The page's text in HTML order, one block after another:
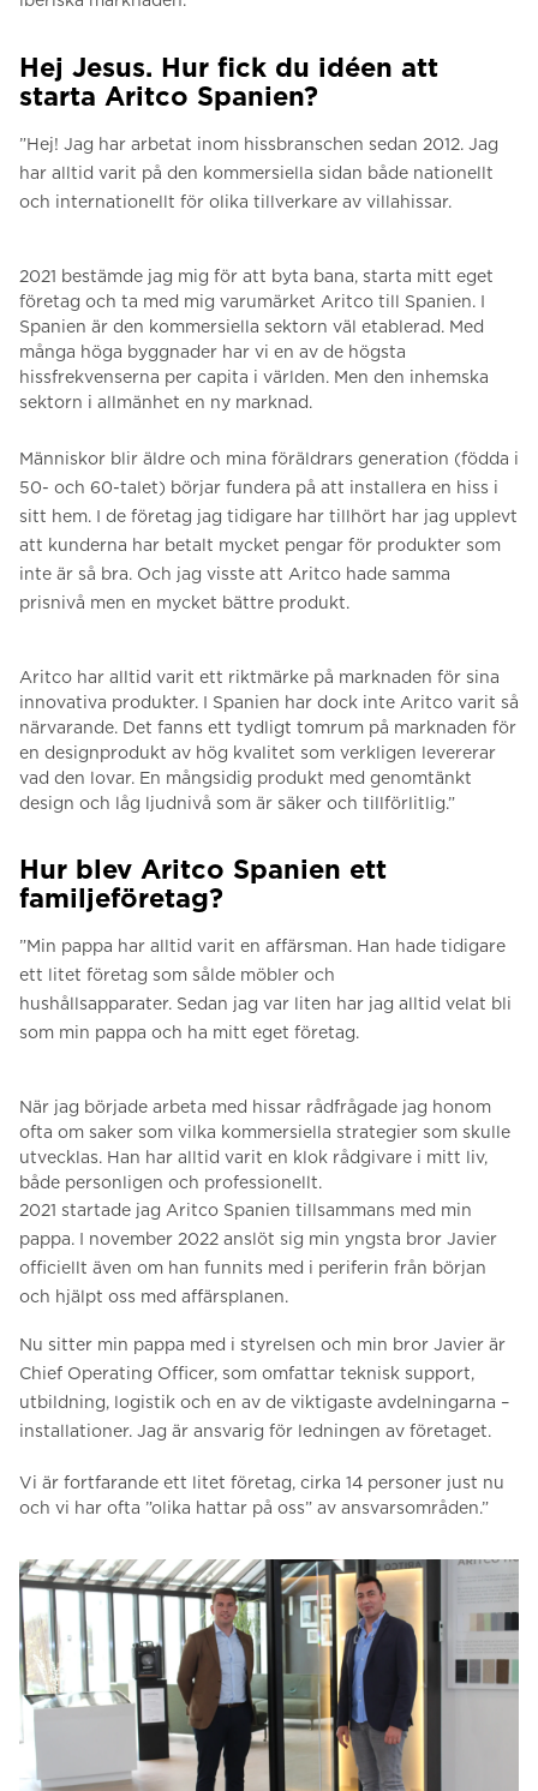
Hej Jesus. Hur fick du idéen att
starta Aritco Spanien?
”Hej! Jag har arbetat inom hissbranschen sedan 2012. Jag
har alltid varit på den kommersiella sidan både nationellt
och internationellt för olika tillverkare av villahissar.
2021 bestämde jag mig för att byta bana, starta mitt eget
företag och ta med mig varumärket Aritco till Spanien. I
Spanien är den kommersiella sektorn väl etablerad. Med
många höga byggnader har vi en av de högsta
hissfrekvenserna per capita i världen. Men den inhemska
sektorn i allmänhet en ny marknad.
Människor blir äldre och mina föräldrars generation (födda i
50- och 60-talet) börjar fundera på att installera en hiss i
sitt hem. I de företag jag tidigare har tillhört har jag upplevt
att kunderna har betalt mycket pengar för produkter som
inte är så bra. Och jag visste att Aritco hade samma
prisnivå men en mycket bättre produkt.
Aritco har alltid varit ett riktmärke på marknaden för sina
innovativa produkter. I Spanien har dock inte Aritco varit så
närvarande. Det fanns ett tydligt tomrum på marknaden för
en designprodukt av hög kvalitet som verkligen levererar
vad den lovar. En mångsidig produkt med genomtänkt
design och låg ljudnivå som är säker och tillförlitlig.”
Hur blev Aritco Spanien ett
familjeföretag?
”Min pappa har alltid varit en affärsman. Han hade tidigare
ett litet företag som sålde möbler och
hushållsapparater. Sedan jag var liten har jag alltid velat bli
som min pappa och ha mitt eget företag.
När jag började arbeta med hissar rådfrågade jag honom
ofta om saker som vilka kommersiella strategier som skulle
utvecklas. Han har alltid varit en klok rådgivare i mitt liv,
både personligen och professionellt.
2021 startade jag Aritco Spanien tillsammans med min
pappa. I november 2022 anslöt sig min yngsta bror Javier
officiellt även om han funnits med i periferin från början
och hjälpt oss med affärsplanen.
Nu sitter min pappa med i styrelsen och min bror Javier är
Chief Operating Officer, som omfattar teknisk support,
utbildning, logistik och en av de viktigaste avdelningarna –
installationer. Jag är ansvarig för ledningen av företaget.
Vi är fortfarande ett litet företag, cirka 14 personer just nu
och vi har ofta ”olika hattar på oss” av ansvarsområden.”